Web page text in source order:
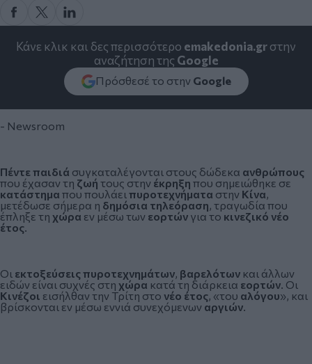
Κάνε κλικ και δες περισσότερο emakedonia.grστην
αναζήτηση της Google
Πρόσθεσέ το στην Google
- Newsroom
Πέντεπαιδιά συγκαταλέγονται στους δώδεκα ανθρώπους
που έχασαν τη ζωή τους στην έκρηξη που σημειώθηκε σε
κατάστημα που πουλάει πυροτεχνήματα στην Κίνα,
μετέδωσε σήμερα η δημόσια τηλεόραση, τραγωδία που
έπληξε τη χώρα εν μέσω των εορτών για το κινεζικό νέο
έτος.
Οι εκτοξεύσεις πυροτεχνημάτων, βαρελότων και άλλων
ειδών είναι συχνές στη χώρα κατά τη διάρκεια εορτών. Οι
Κινέζοι εισήλθαν την Τρίτη στο νέο έτος, «του αλόγου», και
βρίσκονται εν μέσω εννιά συνεχόμενων αργιών.